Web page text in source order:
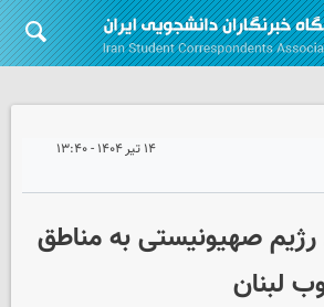
۱۴ تیر ۱۴۰۴ - ۱۳:۴۰
صهیونیستی به مناطق
لبنان